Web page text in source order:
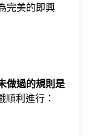
完美的即興
做過的規則是
順利進行：